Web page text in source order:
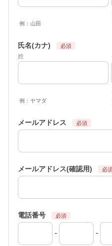
例：山田
氏名(カナ)
姓
例：ヤマダ
メールアドレス
メールアドレス(確認用)
電話番号
- -